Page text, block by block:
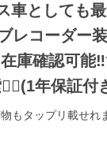
車としても
レコーダー
庫確認可能
年保証付
もタップリ載せれ